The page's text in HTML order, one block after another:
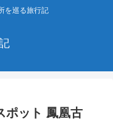
を巡る旅行記
ポット 鳳凰古